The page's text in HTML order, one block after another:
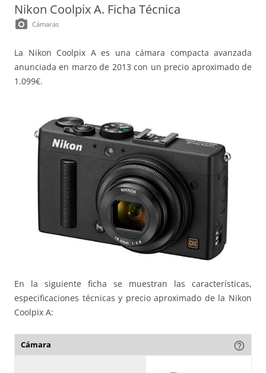
Nikon Coolpix A. Ficha Técnica
photo_camera Cámaras
La Nikon Coolpix A es una cámara compacta avanzada
anunciada en marzo de 2013 con un precio aproximado de
1.099€.
En la siguiente ficha se muestran las características,
especificaciones técnicas y precio aproximado de la Nikon
Coolpix A:
Cámara help_outline